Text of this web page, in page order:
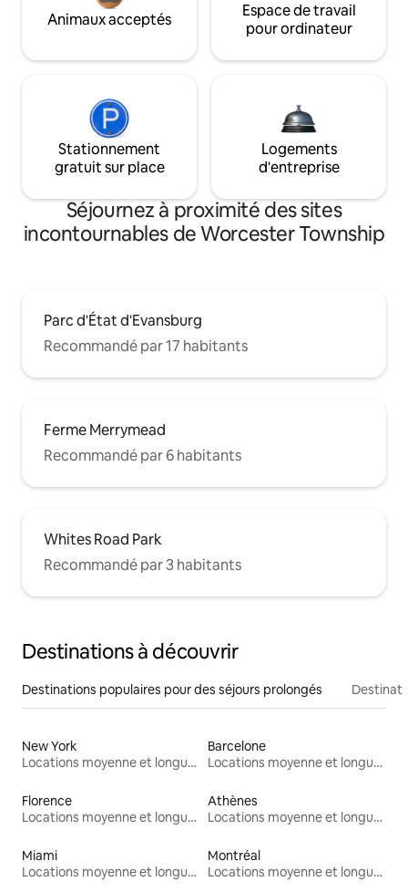
Animaux acceptés
Espace de travail
pour ordinateur
Stationnement
gratuit sur place
Logements
d'entreprise
Séjournez à proximité des sites
incontournables de Worcester Township
Parc d'État d'Evansburg
Recommandé par 17 habitants
Ferme Merrymead
Recommandé par 6 habitants
Whites Road Park
Recommandé par 3 habitants
Destinations à découvrir
Destinations populaires pour des séjours prolongés
New York
Locations moyenne et longue durée
Barcelone
Locations moyenne et longue durée
Florence
Locations moyenne et longue durée
Athènes
Locations moyenne et longue durée
Miami
Locations moyenne et longue durée
Montréal
Locations moyenne et longue durée